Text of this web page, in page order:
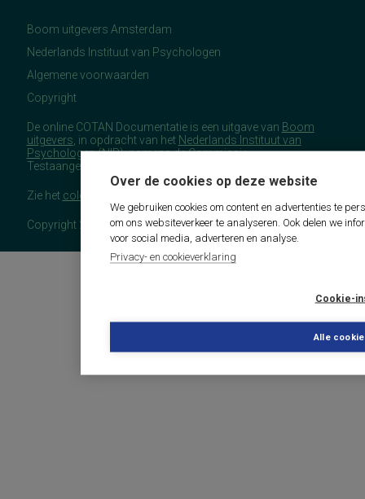
Over de cookies op deze website
We gebruiken cookies om content en advertenties te
om ons websiteverkeer te analyseren. Ook delen we
voor social media, adverteren en analyse.
Privacy- en cookieverklaring
Cookie-
Alle
Boom uitgevers Amsterdam
Nederlands Instituut van Psychologen
Algemene voorwaarden
Copyright
De online COTAN Documentatie is een uitgave van Boom
uitgevers , in opdracht van het Nederlands Instituut van
Psychologen(NIP), namens de Commissie
Testaangelegenheden Nederland (COTAN).
Zie het colofon
Copyright 2026 - COTAN Documentatie